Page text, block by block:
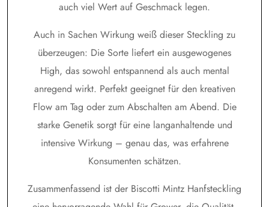
auch viel Wert auf Geschmack legen.
Auch in Sachen Wirkung weiß dieser Steckling zu
überzeugen: Die Sorte liefert ein ausgewogenes
High, das sowohl entspannend als auch mental
anregend wirkt. Perfekt geeignet für den kreativen
Flow am Tag oder zum Abschalten am Abend. Die
starke Genetik sorgt für eine langanhaltende und
intensive Wirkung – genau das, was erfahrene
Konsumenten schätzen.
Zusammenfassend ist der Biscotti Mintz Hanfsteckling